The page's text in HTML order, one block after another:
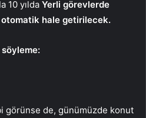
10 yılda Yerli görevlerde
otomatik hale getirilecek.
söyleme:
görünse de, günümüzde konut